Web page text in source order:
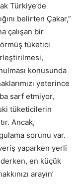
Türkiye’de
belirten Çakar,”
çalışan bir
tüketici
konusunda
yeterince
sarf etmiyor,
tüketicilerin
Ancak,
sorunu var.
yaparken yerli
en küçük
arayın’